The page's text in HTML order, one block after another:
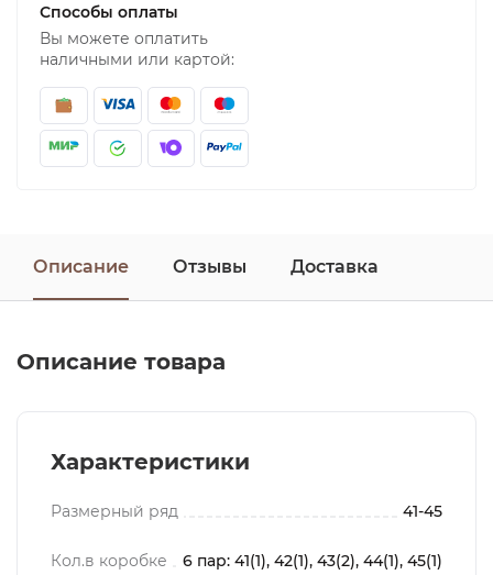
Способы оплаты
Вы можете оплатить
наличными или картой:
Описание Отзывы Доставка
Описание товара
Характеристики
Размерный ряд 41-45
Кол.в коробке 6 пар: 41(1), 42(1), 43(2), 44(1), 45(1)